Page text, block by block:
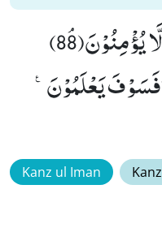
وَ قِیْلِهٖ یٰرَبِّ اِنَّ هٰۤؤُلَآءِ قَوْمٌ لَّا یُؤْمِنُوْنَﭥ(88)
یَعْلَمُوْنَ۠
Kanz ul Iman